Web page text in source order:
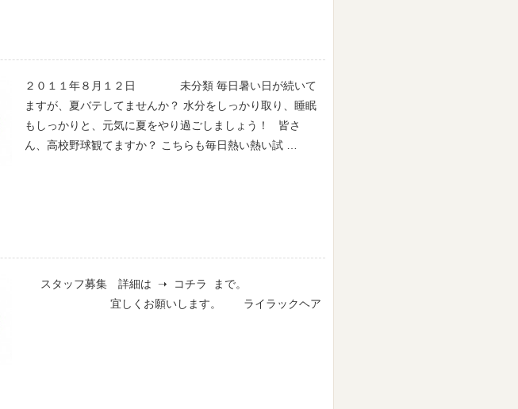
２０１１年８月１２日 未分類 毎日暑い日が続いて
ますが、夏バテしてませんか？ 水分をしっかり取り、睡眠
もしっかりと、元気に夏をやり過ごしましょう！ 皆さ
ん、高校野球観てますか？ こちらも毎日熱い熱い試 …
スタッフ募集 詳細は ➝ コチラ まで。
宜しくお願いします。 ライラックヘア